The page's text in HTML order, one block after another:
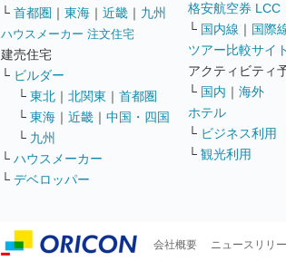
└ 首都圏 ｜ 東海 ｜ 近畿 ｜ 九州
ハウスメーカー 注文住宅
建売住宅
└ ビルダー
└ 東北 ｜ 北関東 ｜ 首都圏
└ 東海 ｜ 近畿 ｜ 中国・四国
└ 九州
└ ハウスメーカー
└ デベロッパー
格安航空券 LCC
└ 国内線 ｜ 国際
ツアー比較サイト
アクティビティ
└ 国内 ｜ 海外
ホテル
└ ビジネス利用
└ 観光利用
会社概要 ニュースリリ